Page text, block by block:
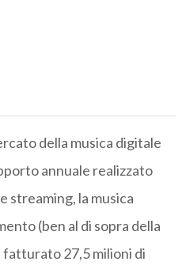
della musica digitale
annuale realizzato
streaming, la musica
(ben al di sopra della
fatturato 27,5 milioni di